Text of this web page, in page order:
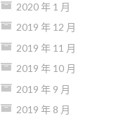
2020 年 1 月
2019 年 12 月
2019 年 11 月
2019 年 10 月
2019 年 9 月
2019 年 8 月